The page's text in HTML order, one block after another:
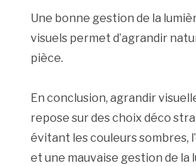
Une bonne gestion de la
visuels permet d’agrandir
pièce.
En conclusion, agrandir
repose sur des choix déco
évitant les couleurs sombres,
et une mauvaise gestion de la